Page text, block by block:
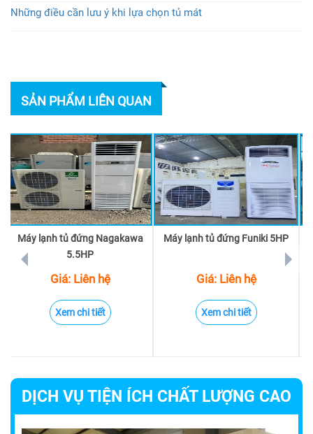
Những điều cần lưu ý khi lựa chọn tủ mát
SẢN PHẨM LIÊN QUAN
Máy lạnh tủ đứng Nagakawa
5.5HP
Giá: Liên hệ
Xem chi tiết
Máy lạnh tủ đứng Funiki 5HP
Giá: Liên hệ
Xem chi tiết
prev next
DỊCH VỤ TIỆN ÍCH CHẤT LƯỢNG CAO